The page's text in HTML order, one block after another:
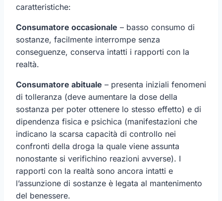
caratteristiche:
Consumatore occasionale – basso consumo di
sostanze, facilmente interrompe senza
conseguenze, conserva intatti i rapporti con la
realtà.
Consumatore abituale – presenta iniziali fenomeni
di tolleranza (deve aumentare la dose della
sostanza per poter ottenere lo stesso effetto) e di
dipendenza fisica e psichica (manifestazioni che
indicano la scarsa capacità di controllo nei
confronti della droga la quale viene assunta
nonostante si verifichino reazioni avverse). I
rapporti con la realtà sono ancora intatti e
l’assunzione di sostanze è legata al mantenimento
del benessere.